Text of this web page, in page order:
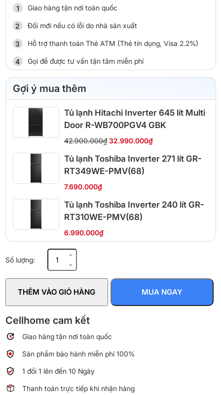
Giao hàng tận nơi toàn quốc
Đổi mới nếu có lỗi do nhà sản xuất
Hỗ trợ thanh toán Thẻ ATM (Thẻ tín dụng, Visa 2.2%)
Gọi để được tư vấn tận tâm miễn phí
Gợi ý mua thêm
Tủ lạnh Hitachi Inverter 645 lít Multi
Door R-WB700PGV4 GBK
42.900.000₫ 32.990.000₫
Tủ lạnh Toshiba Inverter 271 lít GR-
RT349WE-PMV(68)
7.690.000₫
Tủ lạnh Toshiba Inverter 240 lít GR-
RT310WE-PMV(68)
6.990.000₫
Số lượng:lạnh
545
lít
Door
NR-
số
lượng
THÊM VÀO GIỎ HÀNG MUA NGAY
Cellhome cam kết
Giao hàng tận nơi toàn quốc
Sản phẩm bảo hành miễn phí 100%
1 đổi 1 lên đến 10 Ngày
Thanh toán trực tiếp khi nhận hàng